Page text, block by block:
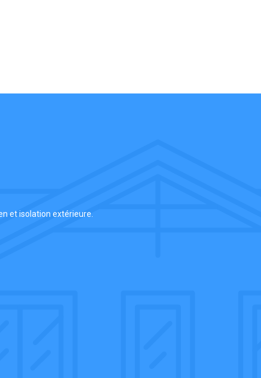
et isolation extérieure.